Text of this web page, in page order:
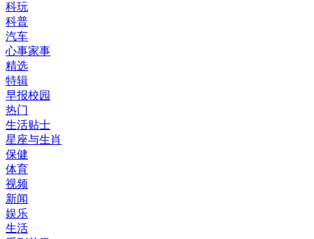
科玩
科普
汽车
心事家事
精选
特辑
早报校园
热门
生活贴士
星座与生肖
保健
体育
视频
新闻
娱乐
生活